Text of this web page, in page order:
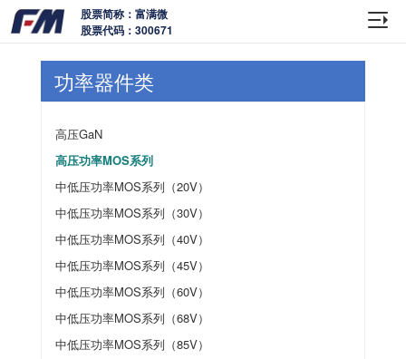
股票简称：富满微
股票代码：300671
功率器件类
高压GaN
高压功率MOS系列
中低压功率MOS系列（20V）
中低压功率MOS系列（30V）
中低压功率MOS系列（40V）
中低压功率MOS系列（45V）
中低压功率MOS系列（60V）
中低压功率MOS系列（68V）
中低压功率MOS系列（85V）